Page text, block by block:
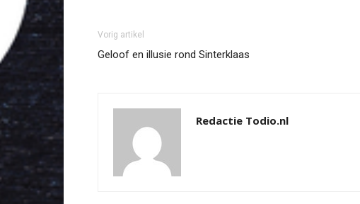
Vorig artikel
Geloof en illusie rond Sinterklaas
Redactie Todio.nl